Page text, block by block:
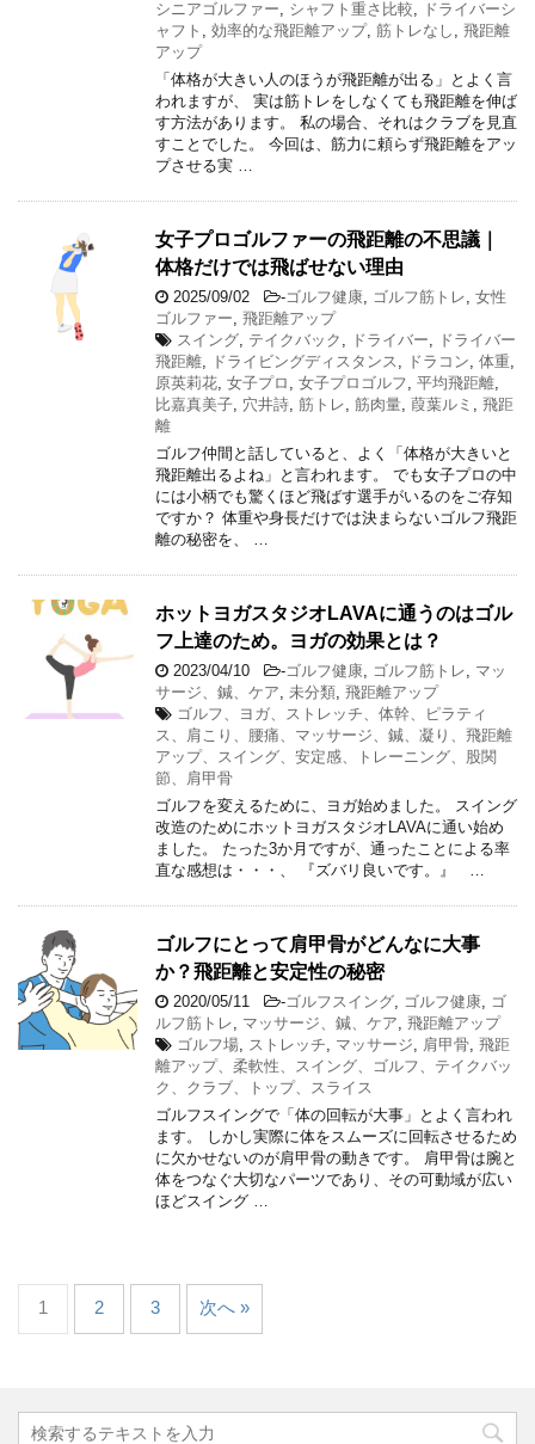
シニアゴルファー シャフト重さ比較
ドライバーシ
ャフト
効率的な飛距離アップ, 筋トレなし
飛距離
アップ
「体格が大きい人のほうが飛距離が出る」とよく言
われますが、 実は筋トレをしなくても飛距離を伸ば
す方法があります。 私の場合、それはクラブを見直
すことでした。 今回は、筋力に頼らず飛距離をアッ
プさせる実 …
女子プロゴルファーの飛距離の不思議｜
体格だけでは飛ばせない理由
2025/09/02 -ゴルフ健康 ゴルフ筋トレ 女性
ゴルファー 飛距離アップ
スイング テイクバック ドライバー
ドライバー
飛距離
ドライビングディスタンス ドラコン 体重
原英莉花 女子プロ 女子プロゴルフ 平均飛距離
比嘉真美子 穴井詩 筋トレ 筋肉量 葭葉ルミ
飛距
離
ゴルフ仲間と話していると、よく「体格が大きいと
飛距離出るよね」と言われます。 でも女子プロの中
には小柄でも驚くほど飛ばす選手がいるのをご存知
ですか？ 体重や身長だけでは決まらないゴルフ飛距
離の秘密を、 …
ホットヨガスタジオLAVAに通うのはゴル
フ上達のため。ヨガの効果とは？
2023/04/10 -ゴルフ健康 ゴルフ筋トレ
マッ
サージ、鍼、ケア
未分類 飛距離アップ
ゴルフ、ヨガ、ストレッチ、体幹、ピラティ
ス、肩こり、腰痛、マッサージ、鍼、凝り、飛距離
アップ、スイング、安定感、トレーニング、股関
節、肩甲骨
ゴルフを変えるために、ヨガ始めました。 スイング
改造のためにホットヨガスタジオLAVAに通い始め
ました。 たった3か月ですが、通ったことによる率
直な感想は・・・、 『ズバリ良いです。』 …
ゴルフにとって肩甲骨がどんなに大事
か？飛距離と安定性の秘密
2020/05/11 -ゴルフスイング ゴルフ健康
ゴ
ルフ筋トレ
マッサージ、鍼、ケア 飛距離アップ
ゴルフ場
ストレッチ マッサージ 肩甲骨 飛距
離アップ、柔軟性、スイング、ゴルフ、テイクバッ
ク、クラブ、トップ、スライス
ゴルフスイングで「体の回転が大事」とよく言われ
ます。 しかし実際に体をスムーズに回転させるため
に欠かせないのが肩甲骨の動きです。 肩甲骨は腕と
体をつなぐ大切なパーツであり、その可動域が広い
ほどスイング …
1 2 3 次へ »